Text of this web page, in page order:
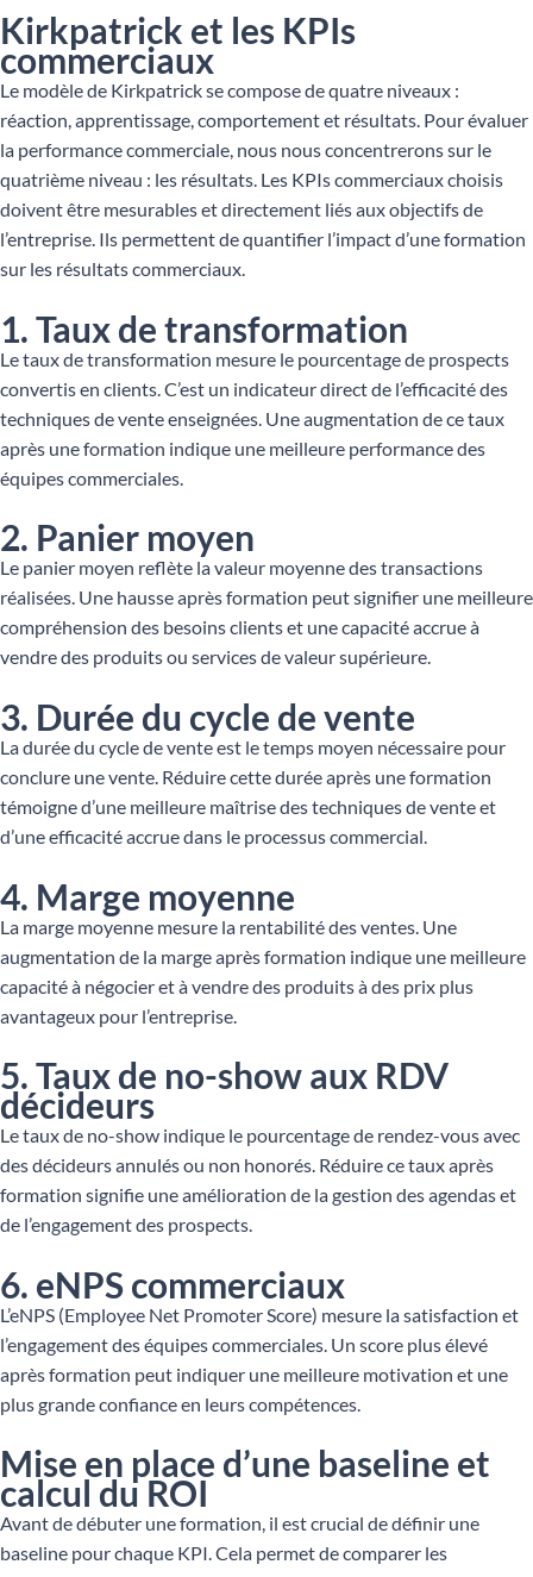
Kirkpatrick et les KPIs
commerciaux
Le modèle de Kirkpatrick se compose de quatre niveaux :
réaction, apprentissage, comportement et résultats. Pour évaluer
la performance commerciale, nous nous concentrerons sur le
quatrième niveau : les résultats. Les KPIs commerciaux choisis
doivent être mesurables et directement liés aux objectifs de
l’entreprise. Ils permettent de quantifier l’impact d’une formation
sur les résultats commerciaux.
1. Taux de transformation
Le taux de transformation mesure le pourcentage de prospects
convertis en clients. C’est un indicateur direct de l’efficacité des
techniques de vente enseignées. Une augmentation de ce taux
après une formation indique une meilleure performance des
équipes commerciales.
2. Panier moyen
Le panier moyen reflète la valeur moyenne des transactions
réalisées. Une hausse après formation peut signifier une meilleure
compréhension des besoins clients et une capacité accrue à
vendre des produits ou services de valeur supérieure.
3. Durée du cycle de vente
La durée du cycle de vente est le temps moyen nécessaire pour
conclure une vente. Réduire cette durée après une formation
témoigne d’une meilleure maîtrise des techniques de vente et
d’une efficacité accrue dans le processus commercial.
4. Marge moyenne
La marge moyenne mesure la rentabilité des ventes. Une
augmentation de la marge après formation indique une meilleure
capacité à négocier et à vendre des produits à des prix plus
avantageux pour l’entreprise.
5. Taux de no-show aux RDV
décideurs
Le taux de no-show indique le pourcentage de rendez-vous avec
des décideurs annulés ou non honorés. Réduire ce taux après
formation signifie une amélioration de la gestion des agendas et
de l’engagement des prospects.
6. eNPS commerciaux
L’eNPS (Employee Net Promoter Score) mesure la satisfaction et
l’engagement des équipes commerciales. Un score plus élevé
après formation peut indiquer une meilleure motivation et une
plus grande confiance en leurs compétences.
Mise en place d’une baseline et
calcul du ROI
Avant de débuter une formation, il est crucial de définir une
baseline pour chaque KPI. Cela permet de comparer les